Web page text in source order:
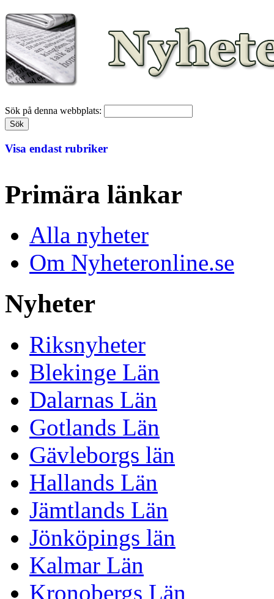
Sök på denna webbplats:
Visa endast rubriker
Primära länkar
Alla nyheter
Om Nyheteronline.se
Nyheter
Riksnyheter
Blekinge Län
Dalarnas Län
Gotlands Län
Gävleborgs län
Hallands Län
Jämtlands Län
Jönköpings län
Kalmar Län
Kronobergs Län